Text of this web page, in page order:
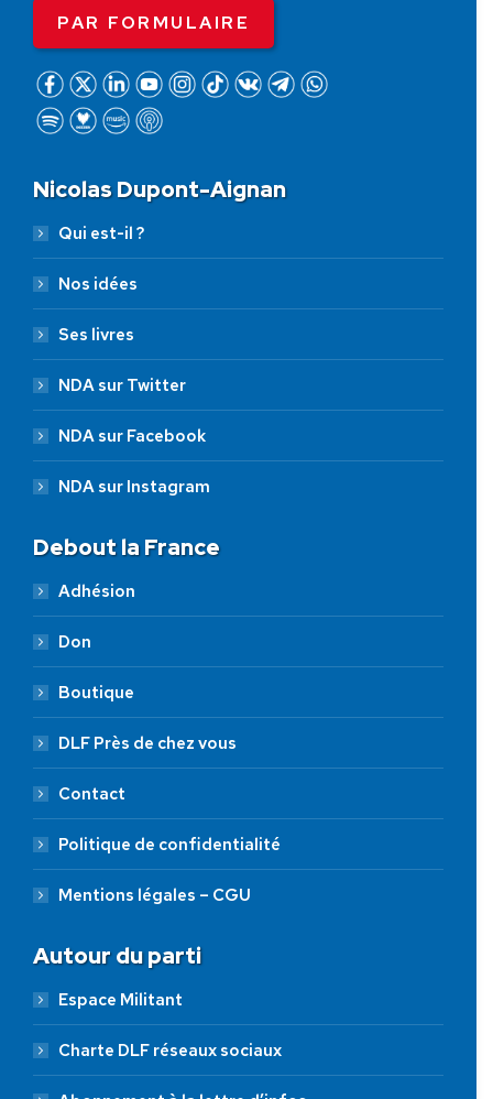
PAR FORMULAIRE
Nicolas Dupont-Aignan
Qui est-il ?
Nos idées
Ses livres
NDA sur Twitter
NDA sur Facebook
NDA sur Instagram
Debout la France
Adhésion
Don
Boutique
DLF Près de chez vous
Contact
Politique de confidentialité
Mentions légales – CGU
Autour du parti
Espace Militant
Charte DLF réseaux sociaux